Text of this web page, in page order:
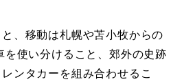
、移動は札幌や苫小牧からの
を使い分けること、郊外の史跡
ンタカーを組み合わせるこ